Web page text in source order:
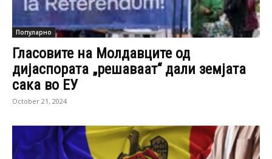
Популарно
Гласовите на Молдавците од
дијаспората „решаваат“ дали земјата
сака во ЕУ
October 21, 2024